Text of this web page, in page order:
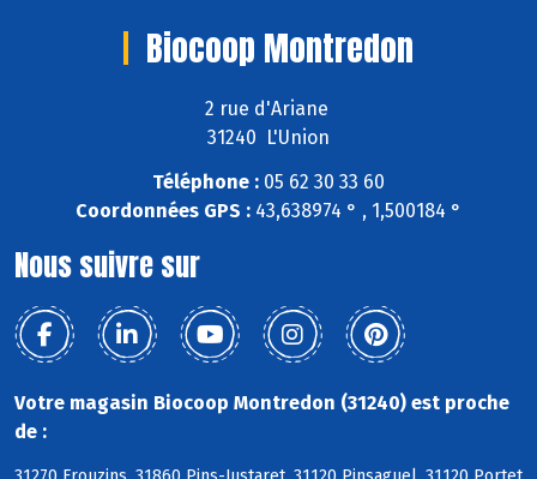
Biocoop Montredon
2 rue d'Ariane
31240 L'Union
Téléphone : 05 62 30 33 60
Coordonnées GPS : 43,638974 ° , 1,500184 °
Nous suivre sur
Votre magasin Biocoop Montredon (31240) est proche
de :